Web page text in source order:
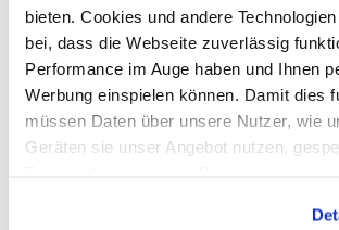
bieten. Cookies und andere
bei, dass die Webseite zuverlässig
Performance im Auge haben und Ihnen
Werbung einspielen können. Damit dies
müssen Daten über unsere Nutzer, wie
Geräten sie unser Angebot nutzen,
werden, werden bei der Nutzung der
weiches Gästetuch von Egeria
mit Deko-Borte und Aufhänger
flauschig, weich und besonders saugfähig
Maße:30x50cm
umweltfreundliche Herstellung
enthält schadstoffgeprüfte Materialien